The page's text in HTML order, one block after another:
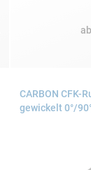
ab
CARBON CFK-
gewickelt 0°/